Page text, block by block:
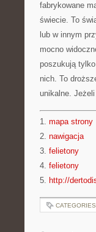
fabrykowane
świecie. To
lub w innym
mocno
poszukują
nich. To
unikalne.
1. mapa strony
2. nawigacja
3. felietony
4. felietony
5. http://